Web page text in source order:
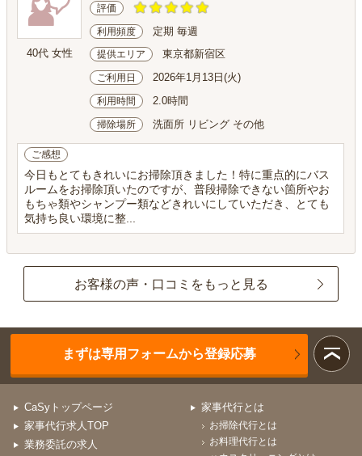
40代 女性
評価
利用頻度 定期 毎週
提供エリア 東京都新宿区
ご利用日 2026年1月13日(火)
利用時間 2.0時間
掃除場所 洗面所 リビング その他
ご感想
今日もとてもきれいにお掃除頂きました！特に重点的にバス
ルームをお掃除頂いたのですが、普段掃除できない箇所やお
もちゃ類やシャンプー類などきれいにしていただき、とても
気持ち良い環境に整...
お客様の声・口コミをもっと見る
まずは専用フォームから登録応募
CaSyトップページ
家事代行求人TOP
業務委託の求人
家事代行とは
お掃除代行とは
お料理代行とは